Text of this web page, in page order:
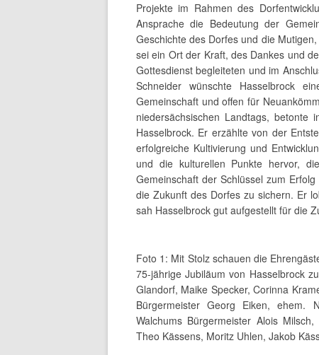
Projekte im Rahmen des
Ansprache die Bedeutung der
Geschichte des Dorfes und die
sei ein Ort der Kraft, des Dankes und
Gottesdienst begleiteten und im
Schneider wünschte Hasselbrock
Gemeinschaft und offen für
niedersächsischen Landtags,
Hasselbrock. Er erzählte von der
erfolgreiche Kultivierung und
und die kulturellen Punkte hervor,
Gemeinschaft der Schlüssel zum
die Zukunft des Dorfes zu sichern. Er
sah Hasselbrock gut aufgestellt für die
Foto 1: Mit Stolz schauen die
75-jährige Jubiläum von Hasselbrock
Glandorf, Maike Specker, Corinna
Bürgermeister Georg Eiken, ehem.
Walchums Bürgermeister Alois
Theo Kässens, Moritz Uhlen, Jakob